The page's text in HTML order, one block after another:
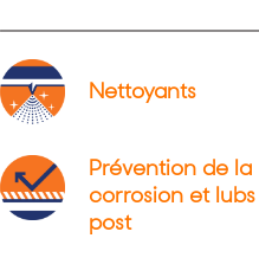
Nettoyants
Prévention de la
corrosion et lubs
post